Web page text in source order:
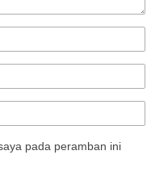
pada peramban ini